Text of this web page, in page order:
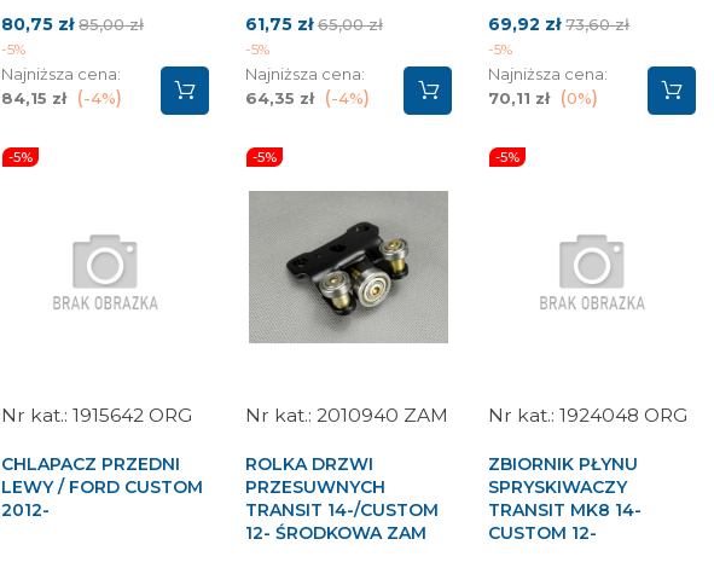
Cena
80,75 zł Cena
85,00 zł
-5%
Najniższa cena:
84,15 zł
-4%
Cena
61,75 zł Cena
65,00 zł
-5%
Najniższa cena:
64,35 zł
-4%
Cena
69,92 zł Cena
73,60 zł
-5%
Najniższa cena:
70,11 zł
0%
-5%
1915642 ORG
CHLAPACZ PRZEDNI
LEWY / FORD CUSTOM
2012-
-5%
2010940 ZAM
ROLKA DRZWI
PRZESUWNYCH
TRANSIT 14-/CUSTOM
12- ŚRODKOWA ZAM
-5%
1924048 ORG
ZBIORNIK PŁYNU
SPRYSKIWACZY
TRANSIT MK8 14-
CUSTOM 12-